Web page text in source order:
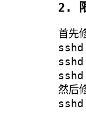
2.
首先
然后